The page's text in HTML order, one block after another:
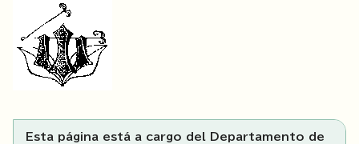
Esta página está a cargo del Departamento de